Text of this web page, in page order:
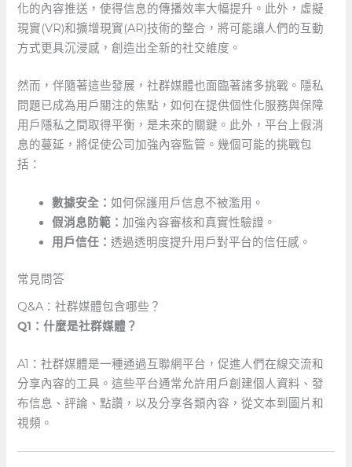
化的內容推送，使得信息的傳播效率大幅提升。此外，虛擬
現實(VR)和擴增現實(AR)技術的整合，將可能讓人們的互動
方式更具沉浸感，創造出全新的社交維度。
然而，伴隨著這些發展，社群媒體也面臨著諸多挑戰。隱私
問題已成為用戶關注的焦點，如何在提供個性化服務與保障
用戶隱私之間取得平衡，是未來的關鍵。此外，平台上假消
息的蔓延，將促使公司加強內容監管。幾個可能的挑戰包
括：
數據安全：如何保護用戶信息不被濫用。
假消息防範：加強內容審核和真實性驗證。
用戶信任：透過透明度提升用戶對平台的信任感。
常見問答
Q&A：社群媒體包含哪些？
Q1：什麼是社群媒體？
A1：社群媒體是一種通過互聯網平台，促進人們在線交流和
分享內容的工具。這些平台通常允許用戶創建個人資料、發
布信息、評論、點讚，以及分享各類內容，從文本到圖片和
視頻。